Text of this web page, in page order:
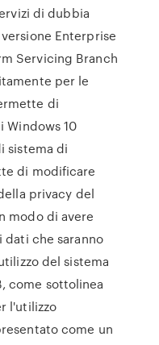
di dubbia
Enterprise
Servicing Branch
per le
di
Windows 10
sistema di
di modificare
privacy del
modo di avere
che saranno
del sistema
come sottolinea
l'utilizzo
come un